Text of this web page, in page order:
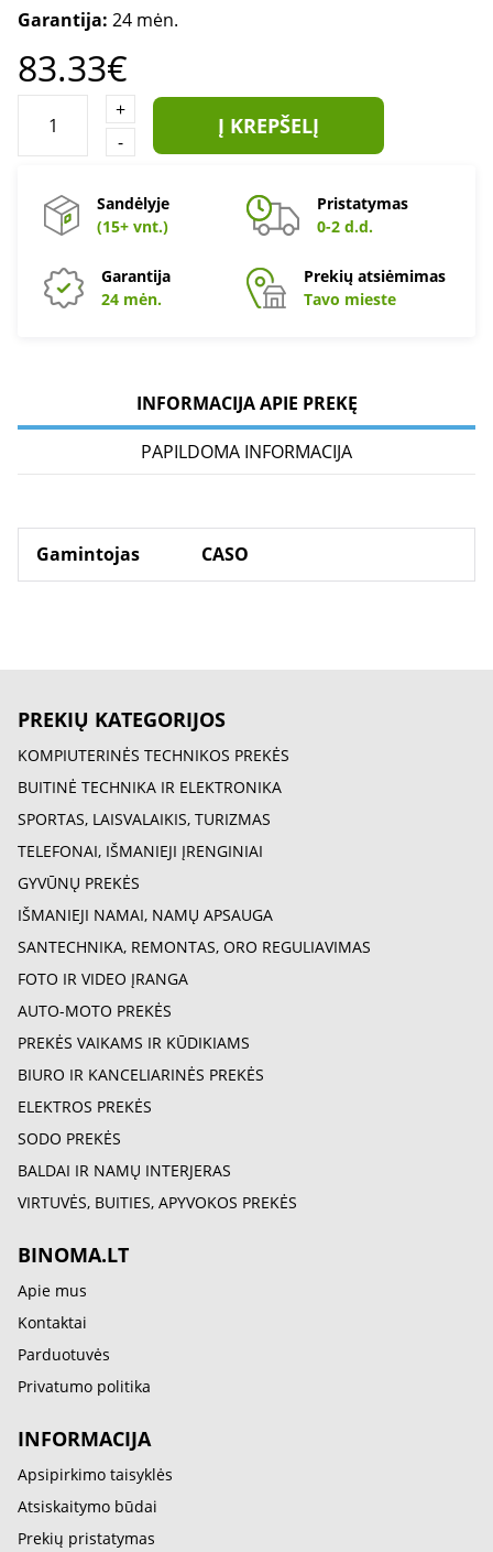
Garantija: 24 mėn.
83.33€
+
-
Į KREPŠELĮ
Sandėlyje
(15+ vnt.)
Pristatymas
0-2 d.d.
Garantija
24 mėn.
Prekių atsiėmimas
Tavo mieste
INFORMACIJA APIE PREKĘ
PAPILDOMA INFORMACIJA
Gamintojas CASO
PREKIŲ KATEGORIJOS
KOMPIUTERINĖS TECHNIKOS PREKĖS
BUITINĖ TECHNIKA IR ELEKTRONIKA
SPORTAS, LAISVALAIKIS, TURIZMAS
TELEFONAI, IŠMANIEJI ĮRENGINIAI
GYVŪNŲ PREKĖS
IŠMANIEJI NAMAI, NAMŲ APSAUGA
SANTECHNIKA, REMONTAS, ORO REGULIAVIMAS
FOTO IR VIDEO ĮRANGA
AUTO-MOTO PREKĖS
PREKĖS VAIKAMS IR KŪDIKIAMS
BIURO IR KANCELIARINĖS PREKĖS
ELEKTROS PREKĖS
SODO PREKĖS
BALDAI IR NAMŲ INTERJERAS
VIRTUVĖS, BUITIES, APYVOKOS PREKĖS
BINOMA.LT
Apie mus
Kontaktai
Parduotuvės
Privatumo politika
INFORMACIJA
Apsipirkimo taisyklės
Atsiskaitymo būdai
Prekių pristatymas